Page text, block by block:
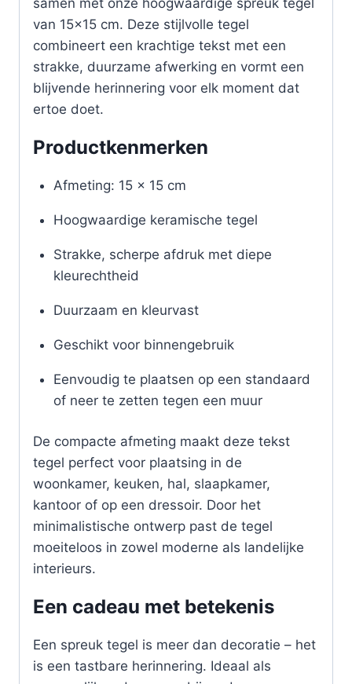
van 15×15 cm. Deze stijlvolle tegel
combineert een krachtige tekst met een
strakke, duurzame afwerking en vormt een
blijvende herinnering voor elk moment dat
ertoe doet.
Productkenmerken
Afmeting: 15 x 15 cm
Hoogwaardige keramische tegel
Strakke, scherpe afdruk met diepe
kleurechtheid
Duurzaam en kleurvast
Geschikt voor binnengebruik
Eenvoudig te plaatsen op een standaard
of neer te zetten tegen een muur
De compacte afmeting maakt deze tekst
tegel perfect voor plaatsing in de
woonkamer, keuken, hal, slaapkamer,
kantoor of op een dressoir. Door het
minimalistische ontwerp past de tegel
moeiteloos in zowel moderne als landelijke
interieurs.
Een cadeau met betekenis
Een spreuk tegel is meer dan decoratie – het
is een tastbare herinnering. Ideaal als